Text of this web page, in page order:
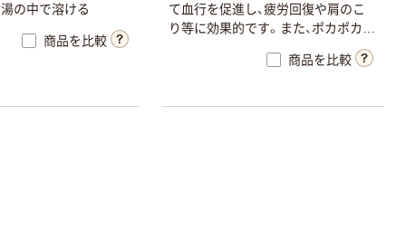
湯の中で溶ける
商品を比較
て血行を促進し、疲労回復や肩のこ
り等に効果的です。 また、 ポカポカ
湿
さし く働き、湯上 が
ます。家庭用浴槽（約200L）に対し
商品を比較